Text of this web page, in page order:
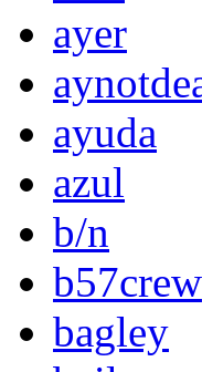
ayer
ayuda
azul
b/n
b57crew
bagley